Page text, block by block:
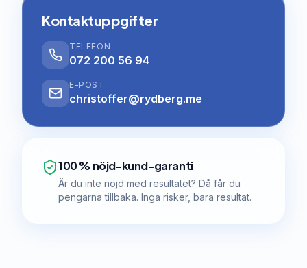
Kontaktuppgifter
TELEFON
072 200 56 94
E-POST
christoffer@rydberg.me
100 % nöjd-kund-garanti
Är du inte nöjd med resultatet? Då får du
pengarna tillbaka. Inga risker, bara resultat.